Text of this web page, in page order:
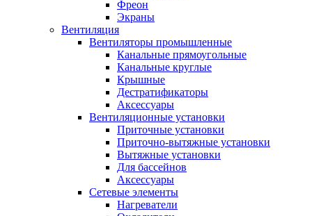
Фреон
Экраны
Вентиляция
Вентиляторы промышленные
Канальные прямоугольные
Канальные круглые
Крышные
Дестратификаторы
Аксессуары
Вентиляционные установки
Приточные установки
Приточно-вытяжные установки
Вытяжные установки
Для бассейнов
Аксессуары
Сетевые элементы
Нагреватели